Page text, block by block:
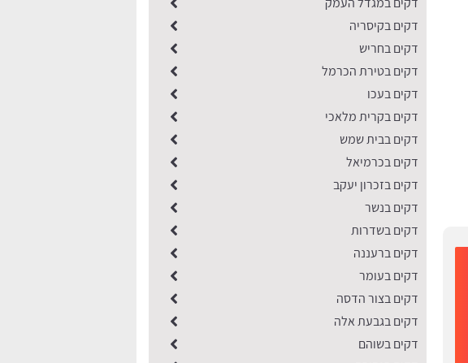
דקים בקיסריה
דקים בחריש
דקים בטירת הכרמל
דקים בעכו
דקים בקרית מלאכי
דקים בבית שמש
דקים בכרמיאל
דקים בזכרון יעקב
דקים בנשר
דקים בשדרות
דקים ברעננה
דקים בעומר
דקים בצור הדסה
דקים בגבעת אלה
דקים בשוהם